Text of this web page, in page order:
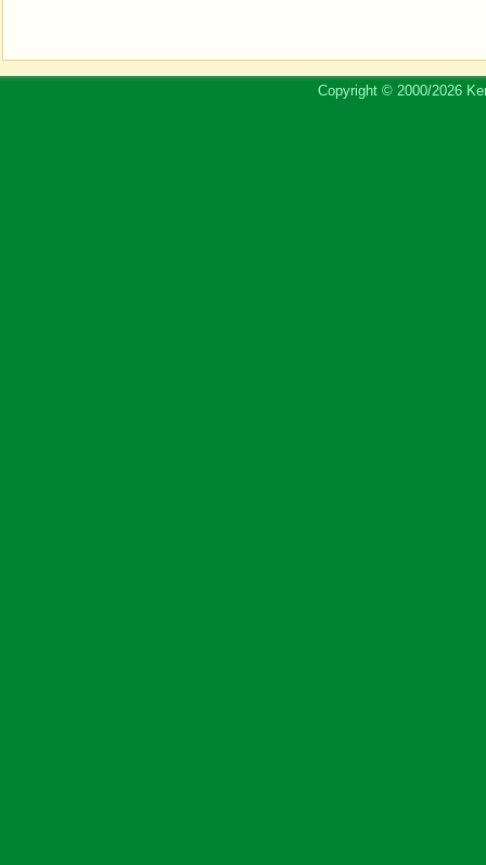
Copyright © 2000/2026